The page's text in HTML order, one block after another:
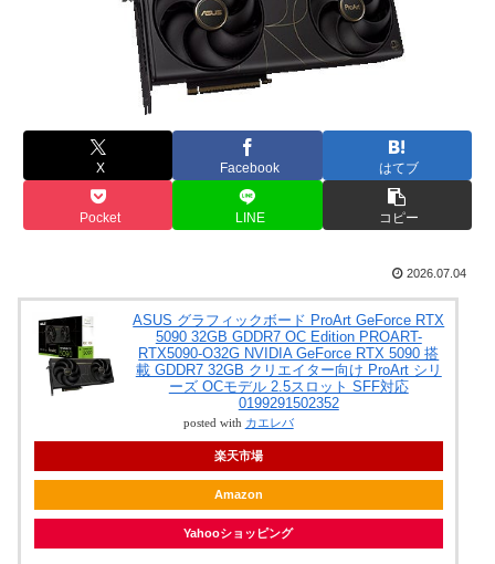
X Facebook はてブ
Pocket LINE コピー
2026.07.04
ASUS グラフィックボード ProArt GeForce RTX
5090 32GB GDDR7 OC Edition PROART-
RTX5090-O32G NVIDIA GeForce RTX 5090 搭
載 GDDR7 32GB クリエイター向け ProArt シリ
ーズ OCモデル 2.5スロット SFF対応
0199291502352
posted with カエレバ
楽天市場
Amazon
Yahooショッピング